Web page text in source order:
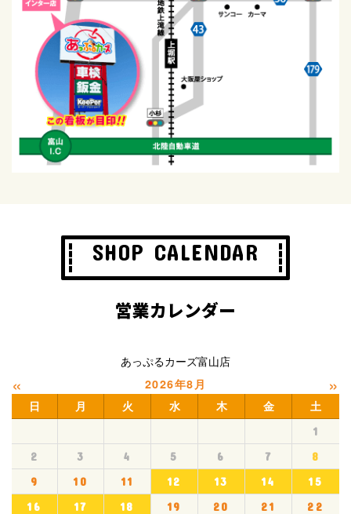
SHOP CALENDAR
営業カレンダー
あっぷるカーズ富山店
« 2026年8月 »
日 月 火 水 木 金 土
1
2
3 4 5 6 7
8
9
10 11 12 13 14
15
16
17 18 19 20 21
22